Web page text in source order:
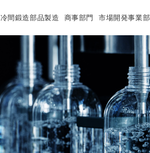
冷間鍛造部品製造 商事部門 市場開発事業部